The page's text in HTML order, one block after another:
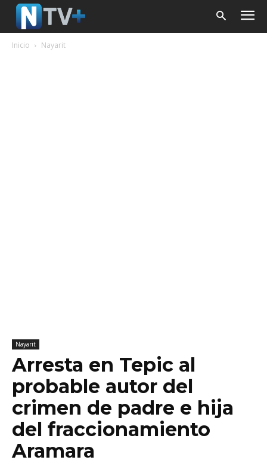
Inicio Nayarit
Nayarit
Arresta en Tepic al
probable autor del
crimen de padre e hija
del fraccionamiento
Aramara